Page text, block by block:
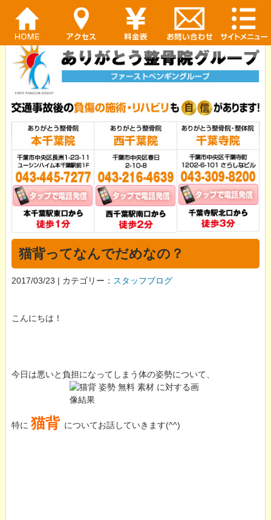
猫背ってなんでだめなの？
2017/03/23 | カテゴリー： スタッフブログ
こんにちは！
今日は悪いと負担になってしまう体の姿勢について、
特に 猫背 についてお話していきます(^^)